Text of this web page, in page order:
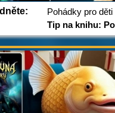
Pohádky pro děti
Tip na knihu: